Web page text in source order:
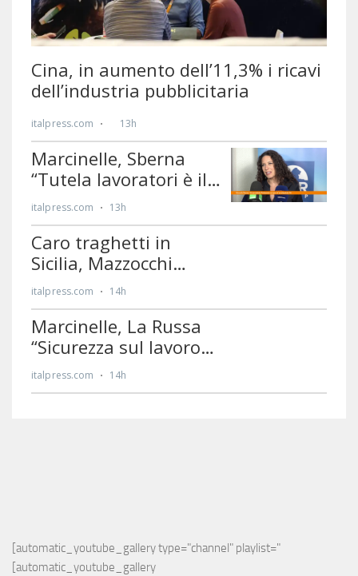
[automatic_youtube_gallery type="channel" playlist="
[automatic_youtube_gallery